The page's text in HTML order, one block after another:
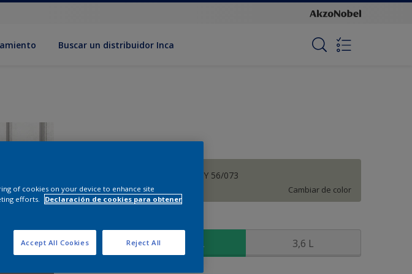
Buscar un distribuidor Inca
Orégano - 10GY 56/073
Cambiar de color
900 ML 3,6 L
of cookies on your device to enhance site
efforts.
Declaración de cookies para obtener
Reject All
Accept All Cookies